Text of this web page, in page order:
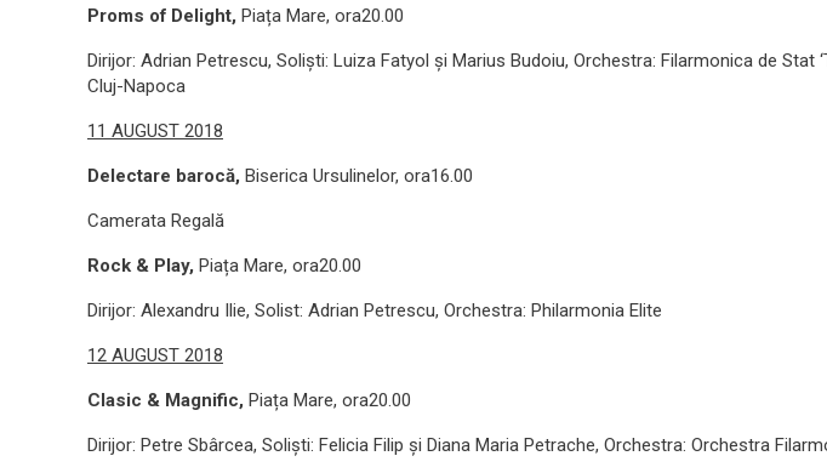
Proms of Delight, Piața Mare, ora20.00
Dirijor: Adrian Petrescu, Soliști: Luiza Fatyol și Marius Budoiu, Orchestra: Filarmonica de Stat
Cluj-Napoca
11 AUGUST 2018
Delectare barocă, Biserica Ursulinelor, ora16.00
Camerata Regală
Rock & Play, Piața Mare, ora20.00
Dirijor: Alexandru Ilie, Solist: Adrian Petrescu, Orchestra: Philarmonia Elite
12 AUGUST 2018
Clasic & Magnific, Piața Mare, ora20.00
Dirijor: Petre Sbârcea, Soliști: Felicia Filip și Diana Maria Petrache, Orchestra: Orchestra